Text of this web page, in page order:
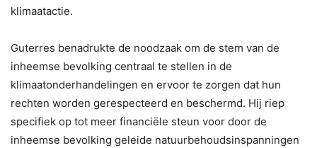
klimaatactie.
Guterres benadrukte de noodzaak om de stem van de
inheemse bevolking centraal te stellen in de
klimaatonderhandelingen en ervoor te zorgen dat hun
rechten worden gerespecteerd en beschermd. Hij riep
specifiek op tot meer financiële steun voor door de
inheemse bevolking geleide natuurbehoudsinspanningen